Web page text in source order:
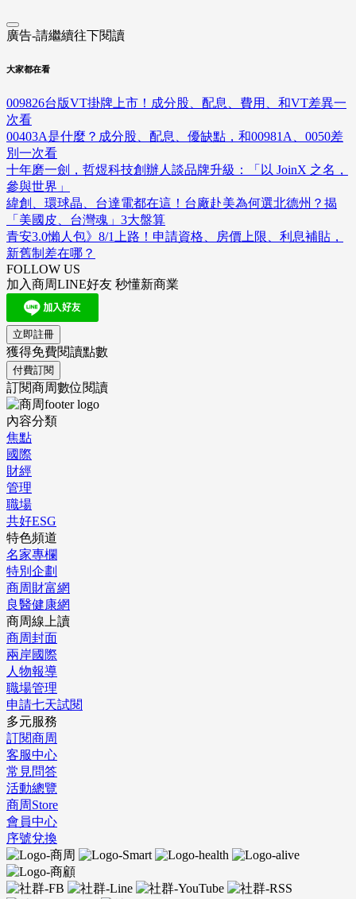
廣告-請繼續往下閱讀
大家都在看
009826台版VT掛牌上市！成分股、配息、費用、和VT差異一
次看
00403A是什麼？成分股、配息、優缺點，和00981A、0050差
別一次看
十年磨一劍，哲煜科技創辦人談品牌升級：「以 JoinX 之名，
參與世界」
緯創、環球晶、台達電都在這！台廠赴美為何選北德州？揭
「美國皮、台灣魂」3大盤算
青安3.0懶人包》8/1上路！申請資格、房價上限、利息補貼，
新舊制差在哪？
FOLLOW US
加入商周LINE好友 秒懂新商業
立即註冊
獲得免費閱讀點數
付費訂閱
訂閱商周數位閱讀
內容分類
焦點
國際
財經
管理
職場
共好ESG
特色頻道
名家專欄
特別企劃
商周財富網
良醫健康網
商周線上讀
商周封面
兩岸國際
人物報導
職場管理
申請七天試閱
多元服務
訂閱商周
客服中心
常見問答
活動總覽
商周Store
會員中心
序號兌換